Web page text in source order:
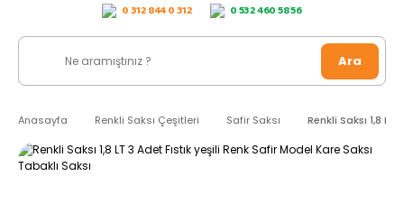
0 312 844 0 312 0 532 460 58 56
Ara
Anasayfa Renkli Saksı Çeşitleri Safir Saksı Renkli Saksı 1,8